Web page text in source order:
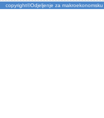
copyright©Odjeljenje za